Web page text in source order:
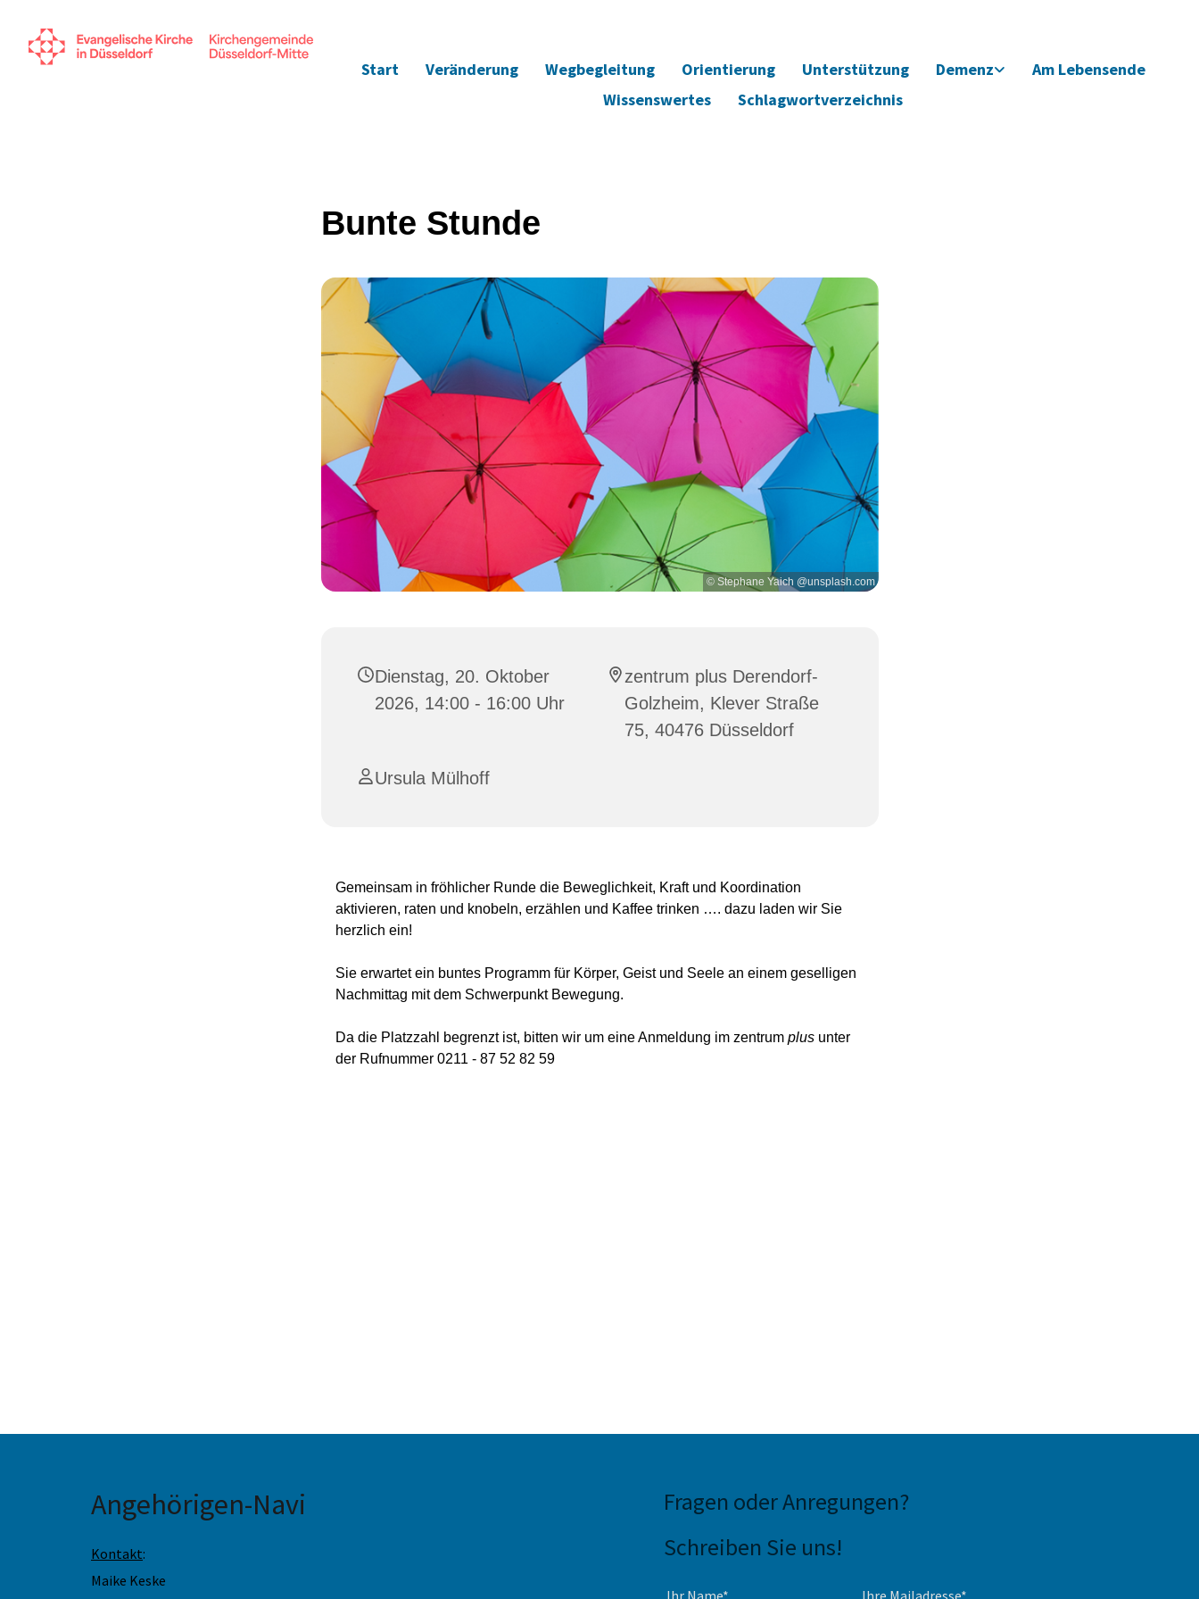
Start Veränderung Wegbegleitung Orientierung Unterstützung Demenz
Am Lebensende
Wissenswertes
Schlagwortverzeichnis
Bunte Stunde
© Stephane Yaich @unsplash.com
Dienstag, 20. Oktober
2026, 14:00 - 16:00 Uhr
zentrum plus Derendorf-
Golzheim, Klever Straße
75, 40476 Düsseldorf
Ursula Mülhoff
Gemeinsam in fröhlicher Runde die Beweglichkeit, Kraft und Koordination
aktivieren, raten und knobeln, erzählen und Kaffee trinken …. dazu laden wir Sie
herzlich ein!
Sie erwartet ein buntes Programm für Körper, Geist und Seele an einem geselligen
Nachmittag mit dem Schwerpunkt Bewegung.
Da die Platzzahl begrenzt ist, bitten wir um eine Anmeldung im zentrum plusunter
der Rufnummer 0211 - 87 52 82 59
Angehörigen-Navi
Kontakt:
Maike Keske
Fragen oder Anregungen?
Schreiben Sie uns!
Ihr Name* Ihre Mailadresse*